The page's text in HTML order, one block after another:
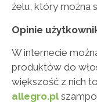
żelu, który można
Opinie
W internecie
produktów do
większość z nich
allegro.pl